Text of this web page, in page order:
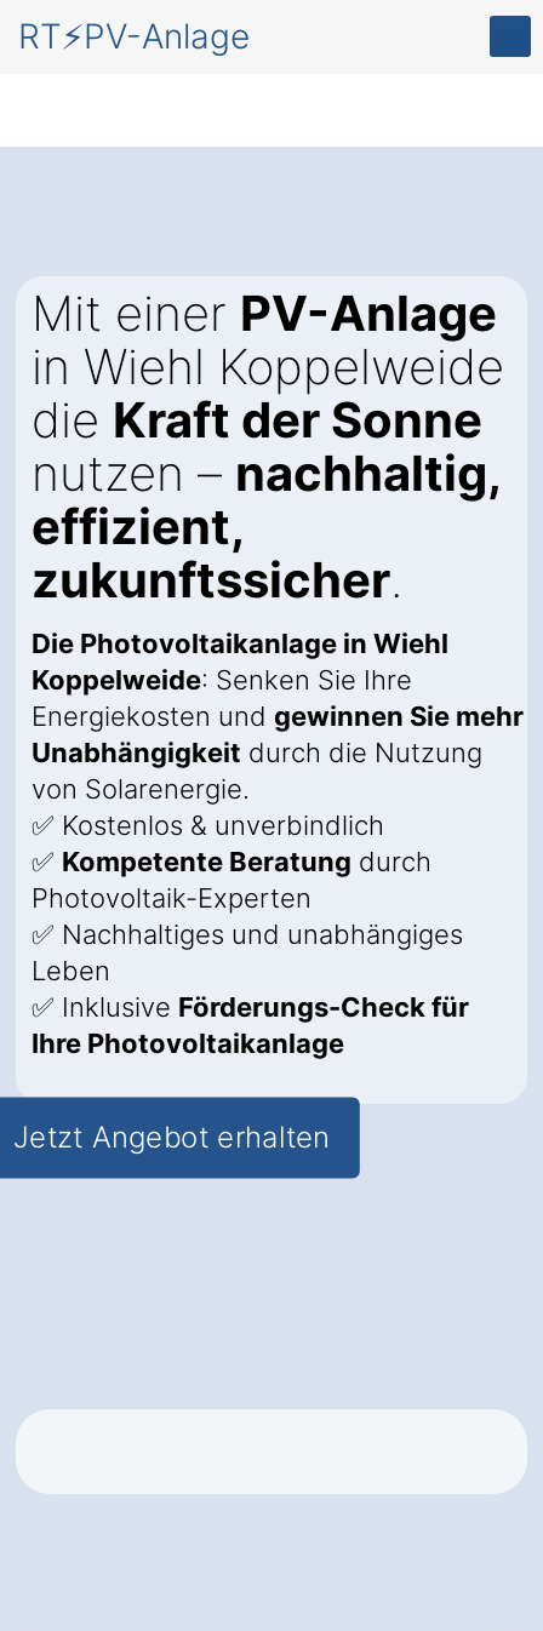
RT⚡PV-Anlage
Mit einer PV-Anlage
in Wiehl Koppelweide
die Kraft der Sonne
nutzen – nachhaltig,
effizient,
zukunftssicher.
Die Photovoltaikanlage in Wiehl
Koppelweide: Senken Sie Ihre
Energiekosten und gewinnen Sie mehr
Unabhängigkeit durch die Nutzung
von Solarenergie.
✅ Kostenlos & unverbindlich
✅ Kompetente Beratung durch
Photovoltaik-Experten
✅ Nachhaltiges und unabhängiges
Leben
✅ Inklusive Förderungs-Check für
Ihre Photovoltaikanlage
Jetzt Angebot erhalten